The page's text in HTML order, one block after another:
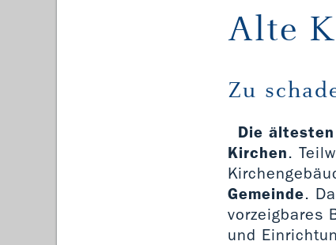
Alte
Zu
Die
Kirchen.
Gemeinde.
vorzeigbares
und